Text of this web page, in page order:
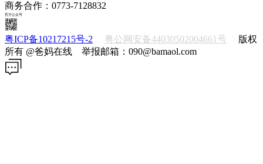
商务合作：0773-7128832
官方公众号
粤ICP备10217215号-2 粤公网安备44030502004661号 版权
所有 @爸妈在线 举报邮箱：090@bamaol.com